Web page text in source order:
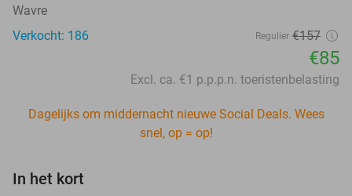
Wavre
Verkocht: 186
Regulier €157
€85
Excl. ca. €1 p.p.p.n. toeristenbelasting
Dagelijks om middernacht nieuwe Social Deals. Wees
snel, op = op!
In het kort